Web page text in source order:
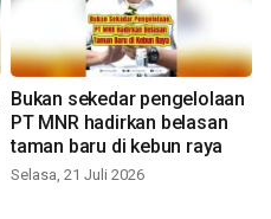
Bukan sekedar pengelolaan
PT MNR hadirkan belasan
taman baru di kebun raya
Selasa, 21 Juli 2026